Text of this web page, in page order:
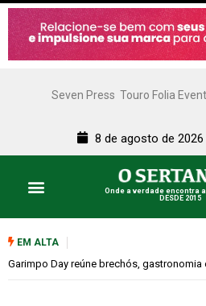
Seven Press Touro Folia
8 de agosto de 2026
Onde a verdade encontra
DESDE 2015
EM ALTA
Bugonia transforma paranoia e